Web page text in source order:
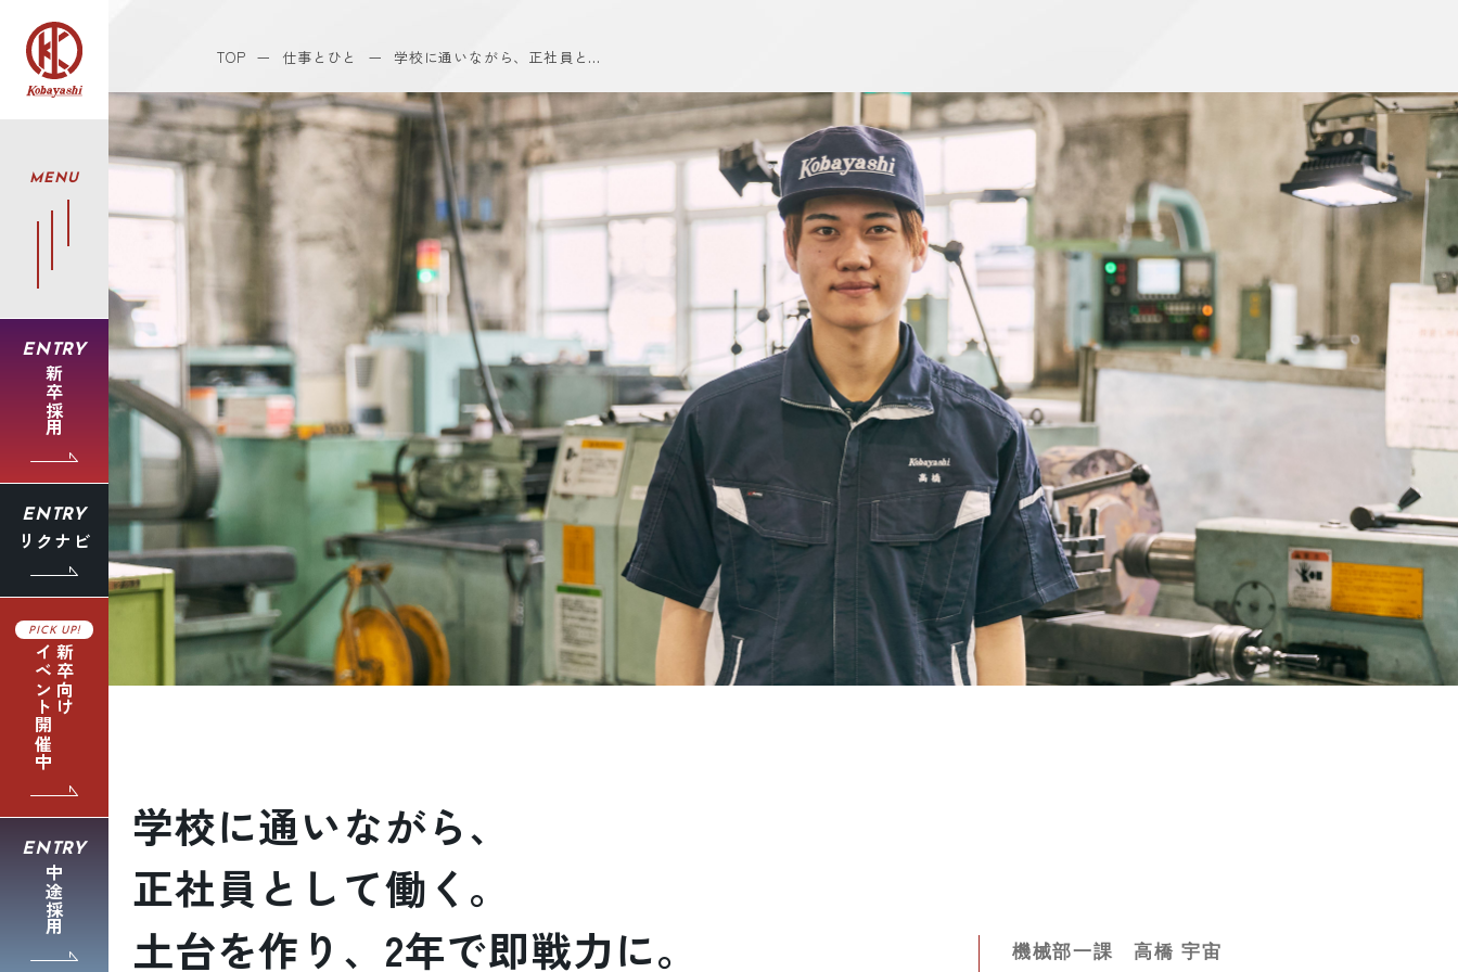
MENU
ENTRY
新卒採用
ENTRY
リクナビ
PICK UP!
新卒向け
イベント開催中
ENTRY
中途採用
会社を知る INDEX
代表メッセージ
3分で分かる小林製作所
データで見る小林製作所
人財採用にかける想い
入社後のキャリアパス
小林製作所の職場づくり
仕事の流れと職種紹介
仕事の流れと職種紹介
仕事とひと
仕事とひと INDEX
社員インタビュー
プロジェクトストーリー
採用情報
採用情報トップ
新卒採用 募集要項
中途採用 募集要項
カムバック採用 募集要項
よくあるご質問・FAQ
コーポレートサイト
会社情報・アクセス
プライバシーポリシー
TEL. 0545-61-2400
TOP ー 仕事とひと ー 学校に通いながら、正社員と…
学校に通いながら、
正社員として働く。
土台を作り、2年で即戦力に。
機械部一課 高橋 宇宙